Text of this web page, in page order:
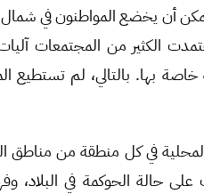
أن يخضع المواطنون في شمال
اعتمدت الكثير من المجتمعات
خاصة بها. بالتالي، لم تستطيع
المحلية في كل منطقة من
حالة الحوكمة في البلاد،